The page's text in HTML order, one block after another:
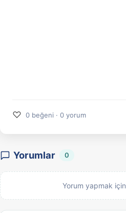
♡ 0 beğeni · 0 yorum
Yorumlar 0
Yorum yapmak için